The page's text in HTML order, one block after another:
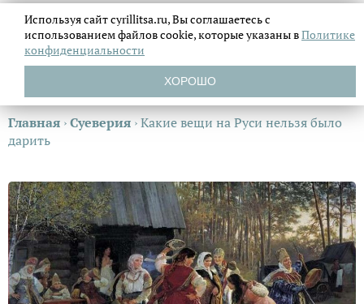
Главная ›Суеверия ›Какие вещи на Руси нельзя было
дарить
Используя сайт cyrillitsa.ru, Вы соглашаетесь с
использованием файловcookie, которые указаны вПолитике
конфиденциальности
ХОРОШО